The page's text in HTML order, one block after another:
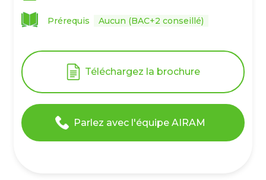
Prérequis Aucun (BAC+2 conseillé)
Téléchargez la brochure
Parlez avec l'équipe AIRAM